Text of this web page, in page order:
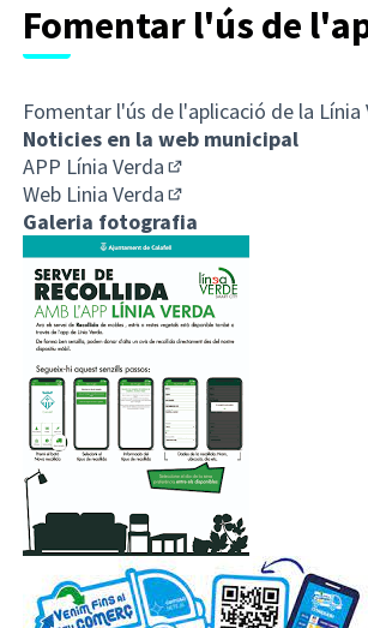
Fomentar l'ús de
Fomentar l'ús de l'aplicació de la Línia
Noticies en la web municipal
APP Línia Verda
(Enllaç extern)
Web Linia Verda
(Enllaç extern)
Galeria fotografia